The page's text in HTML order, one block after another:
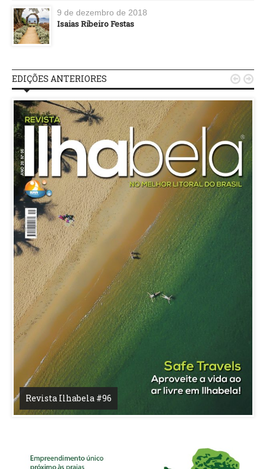
9 de dezembro de 2018
Isaias Ribeiro Festas
EDIÇÕES ANTERIORES
Revista Ilhabela #96
 